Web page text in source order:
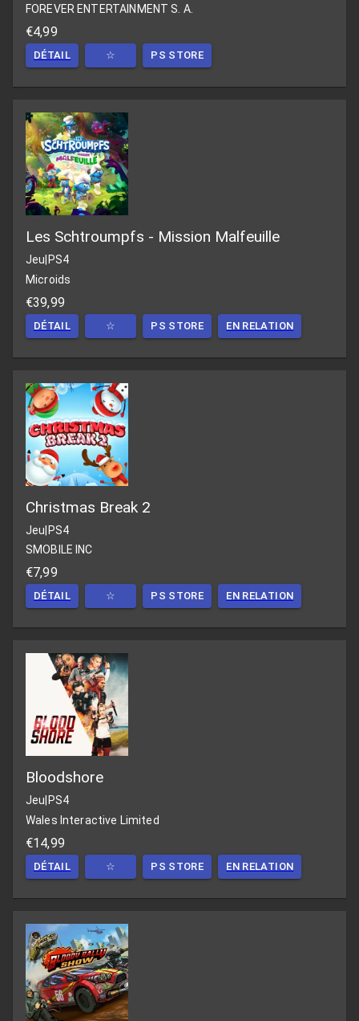
FOREVER ENTERTAINMENT S. A.
€4,99
DÉTAIL ☆ PS STORE
Les Schtroumpfs - Mission Malfeuille
Jeu PS4
Microids
€39,99
DÉTAIL ☆ PS STORE EN RELATION
Christmas Break 2
Jeu|PS4
SMOBILE INC
€7,99
DÉTAIL ☆ PS STORE EN RELATION
Bloodshore
Jeu PS4
Wales Interactive Limited
€14,99
DÉTAIL ☆ PS STORE EN RELATION